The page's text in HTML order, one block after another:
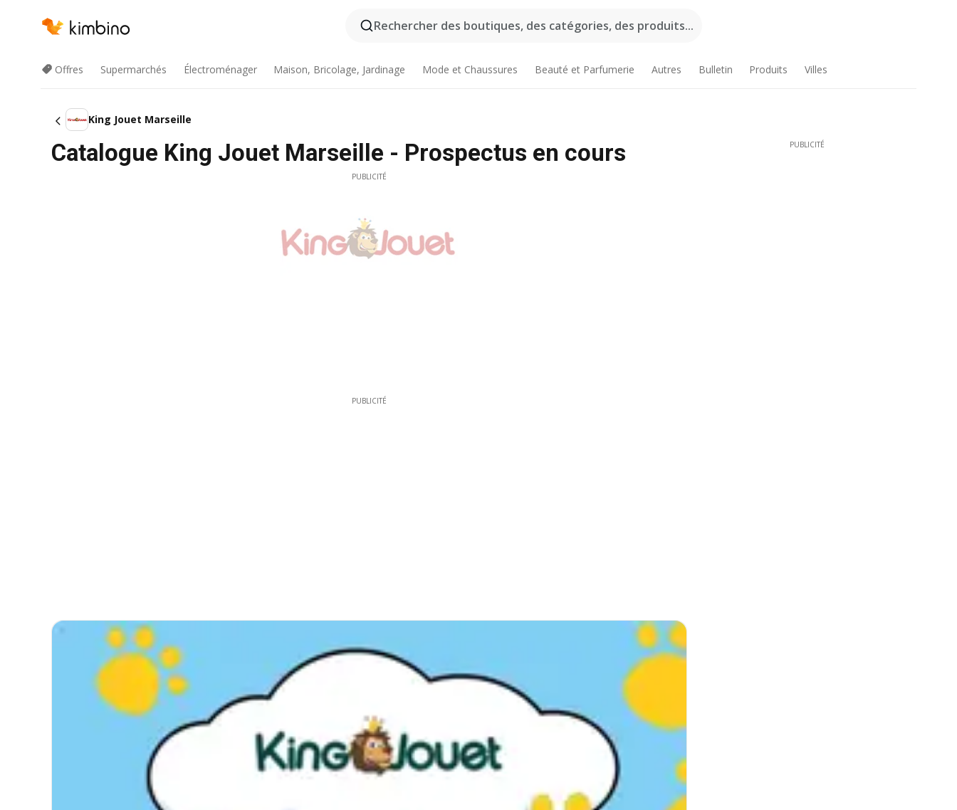
Rechercher des boutiques, des catégories, des produits...
Offres Supermarchés Électroménager Maison, Bricolage, Jardinage Mode et Chaussures Beauté et Parfumerie Autres Bulletin Produits Villes
King Jouet Marseille
Catalogue King Jouet Marseille - Prospectus en cours
PUBLICITÉ
PUBLICITÉ
PUBLICITÉ